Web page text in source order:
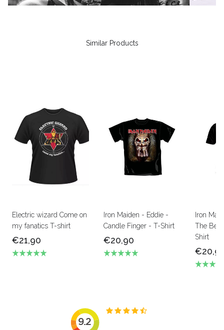
Similar Products
Electric wizard Come on
my fanatics T-shirt
€21,90
Iron Maiden - Eddie -
Candle Finger - T-Shirt
€20,90
Iron
The
Shirt